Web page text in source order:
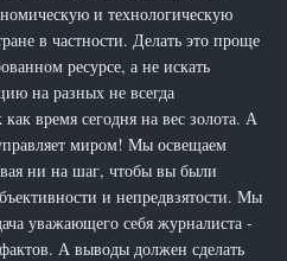
и технологическую
в частности. Делать это проще
ресурсе, а не искать
на разных не всегда
время сегодня на вес золота. А
миром! Мы освещаем
ни на шаг, чтобы вы были
и непредвзятости. Мы
уважающего себя журналиста -
А выводы должен сделать